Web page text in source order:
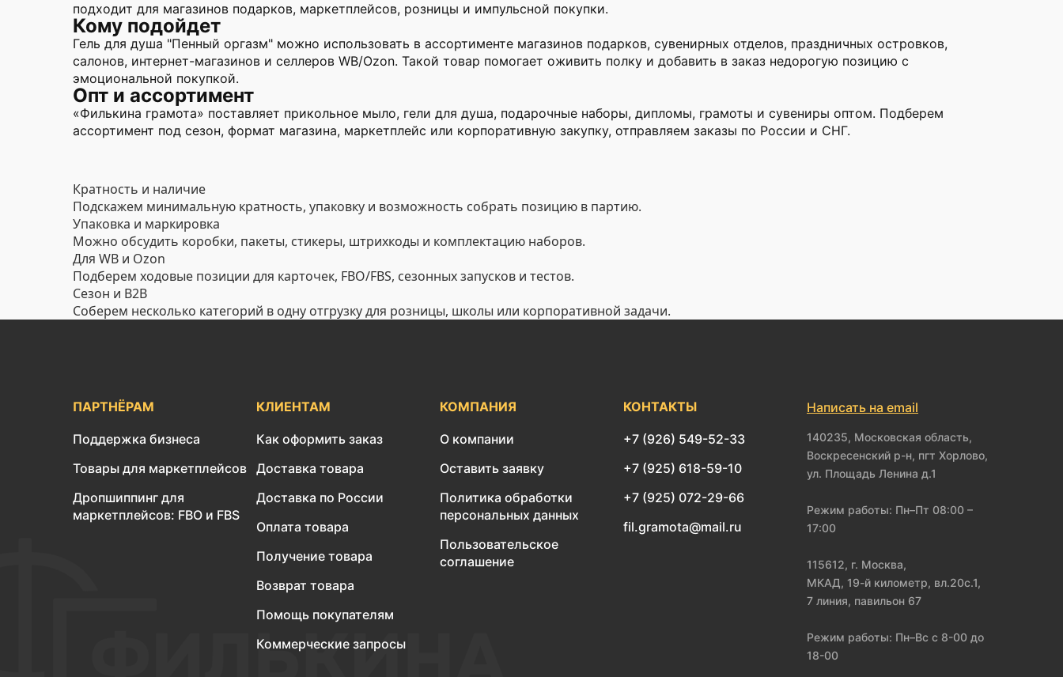
подходит для магазинов подарков, маркетплейсов, розницы и импульсной покупки.
Кому подойдет
Гель для душа "Пенный оргазм" можно использовать в ассортименте магазинов подарков, сувенирных отделов, праздничных островков,
салонов, интернет-магазинов и селлеров WB/Ozon. Такой товар помогает оживить полку и добавить в заказ недорогую позицию с
эмоциональной покупкой.
Опт и ассортимент
«Филькина грамота» поставляет прикольное мыло, гели для душа, подарочные наборы, дипломы, грамоты и сувениры оптом. Подберем
ассортимент под сезон, формат магазина, маркетплейс или корпоративную закупку, отправляем заказы по России и СНГ.
Кратность и наличие
Подскажем минимальную кратность, упаковку и возможность собрать позицию в партию.
Упаковка и маркировка
Можно обсудить коробки, пакеты, стикеры, штрихкоды и комплектацию наборов.
Для WB и Ozon
Подберем ходовые позиции для карточек, FBO/FBS, сезонных запусков и тестов.
Сезон и B2B
Соберем несколько категорий в одну отгрузку для розницы, школы или корпоративной задачи.
ПАРТНЁРАМ
Поддержка бизнеса
Товары для маркетплейсов
Дропшиппинг для
маркетплейсов: FBO и FBS
КЛИЕНТАМ
Как оформить заказ
Доставка товара
Доставка по России
Оплата товара
Получение товара
Возврат товара
Помощь покупателям
Коммерческие запросы
КОМПАНИЯ
О компании
Оставить заявку
Политика обработки
персональных данных
Пользовательское
соглашение
КОНТАКТЫ
+7 (926) 549-52-33
+7 (925) 618-59-10
+7 (925) 072-29-66
fil.gramota@mail.ru
Написать на email
140235, Московская область,
Воскресенский р-н, пгт Хорлово,
ул. Площадь Ленина д.1
Режим работы: Пн–Пт 08:00 –
17:00
115612, г. Москва,
МКАД, 19-й километр, вл.20с.1,
7 линия, павильон 67
Режим работы: Пн–Вс с 8-00 до
18-00